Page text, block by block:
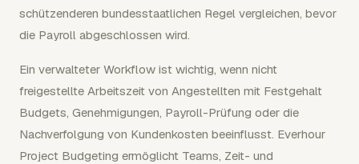
schützenderen bundesstaatlichen Regel vergleichen, bevor
die Payroll abgeschlossen wird.
Ein verwalteter Workflow ist wichtig, wenn nicht
freigestellte Arbeitszeit von Angestellten mit Festgehalt
Budgets, Genehmigungen, Payroll-Prüfung oder die
Nachverfolgung von Kundenkosten beeinflusst. Everhour
Project Budgeting ermöglicht Teams, Zeit- und